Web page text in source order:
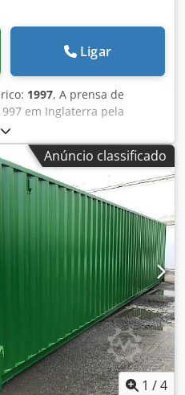
Ligar
1997, A prensa de
em Inglaterra pela
de dobragem está em bom
Foi sempre objeto de
As máquinas-
ser testadas e
Modelo: EDWARDS
1997 Comprimento de
de dobragem: 100 T
a mesa e a estrutura: 450
mm/s Velocidade de
X2, Y1, Y2, Z1 , Z2 , R
disponíveis Peso: 7 T
substituído, teclado
Se tiver mais
em responder.
Anúncio classificado
1 /4